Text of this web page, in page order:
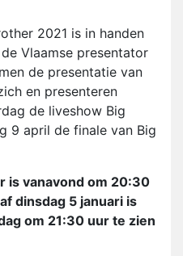
2021 is in handen
Vlaamse presentator
de presentatie van
en presenteren
de liveshow Big
9 april de finale van Big
is vanavond om 20:30
dinsdag 5 januari is
om 21:30 uur te zien